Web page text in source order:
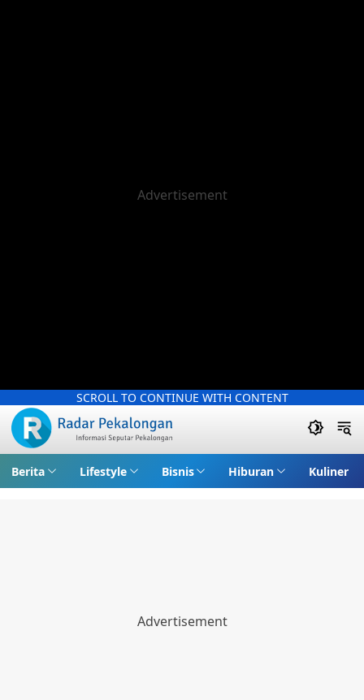
SCROLL TO CONTINUE WITH CONTENT
Berita Lifestyle Bisnis Hiburan Kuliner